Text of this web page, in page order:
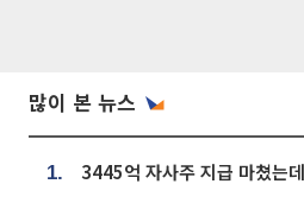
많이 본 뉴스
1.